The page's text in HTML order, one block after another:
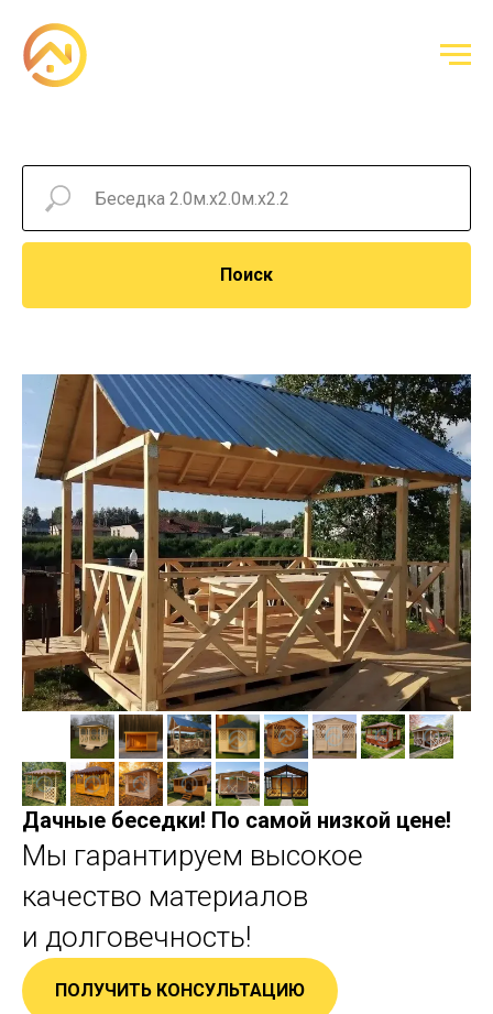
Поиск
Дачные беседки! По самой низкой цене!
Мы гарантируем высокое
качество материалов
и долговечность!
ПОЛУЧИТЬ КОНСУЛЬТАЦИЮ